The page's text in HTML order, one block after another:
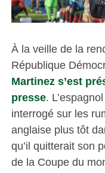
À la veille de la
République
Martinez s’est
presse.
interrogé sur les
anglaise plus tôt
qu’il quitterait son
de la Coupe du